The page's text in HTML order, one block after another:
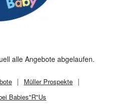
alle Angebote abgelaufen.
MüllerProspekte
Babies"R"Us